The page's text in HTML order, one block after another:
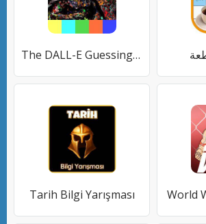
The DALL-E Guessing Quiz
Tarih Bilgi Yarışması World